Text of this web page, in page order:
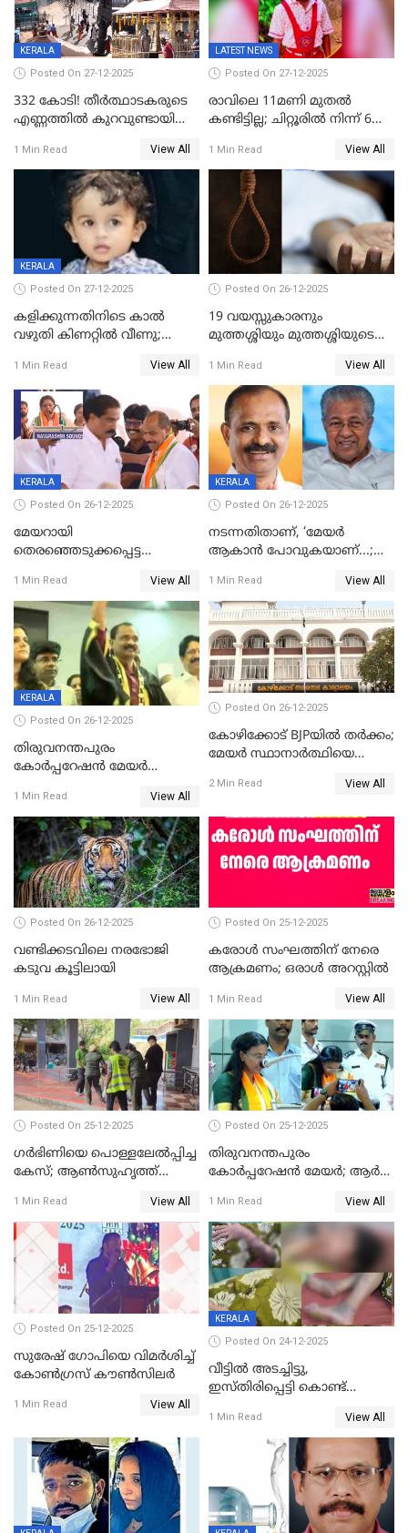
KERALA
Posted On 27-12-2025
332 കോടി! തീർത്ഥാടകരുടെ
എണ്ണത്തിൽ കുറവുണ്ടായിട്ടും
കുതിച്ചുയരുന്നു
1 Min Read View All
LATEST NEWS
Posted On 27-12-2025
രാവിലെ 11മണി മുതൽ
കണ്ടിട്ടില്ല; ചിറ്റൂരിൽ നിന്ന് 6
1 Min Read View All
KERALA
Posted On 27-12-2025
കളിക്കുന്നതിനിടെ കാൽ
വഴുതി കിണറ്റിൽ വീണു;
ദാരുണാന്ത്യം
1 Min Read View All
Posted On 26-12-2025
19 വയസ്സുകാരനും
മുത്തശ്ശിയും മുത്തശ്ശിയുടെ
മരിച്ചനിലയിൽ
1 Min Read View All
KERALA
Posted On 26-12-2025
മേയറായി
തെരഞ്ഞെടുക്കപ്പെട്ട
ആദ്യ വോട്ട് അസാധു; കണ്ണൂർ
ഡെപ്യൂട്ടി മേയർ സ്ഥാനത്ത്
താഹിറിന് വിജയം
1 Min Read View All
KERALA
Posted On 26-12-2025
നടന്നതിതാണ്, ‘മേയർ
ആകാൻ പോവുകയാണ്...;
മുഖ്യമന്ത്രിയുടെ ഓഫീസ്
തന്നെ വിശദീകരിയ്ക്കുന്നു;
സത്യമിതാണ്
1 Min Read View All
KERALA
Posted On 26-12-2025
തിരുവനന്തപുരം
കോര്‍പ്പറേഷന്‍ മേയര്‍
ഹൈക്കോടതിയിലേക്ക്;
സത്യപ്രതിജ്ഞ ചടങ്ങില്‍
ചട്ടലംഘനമെന്ന് പാർട്ടി
1 Min Read View All
Posted On 26-12-2025
കോഴിക്കോട് BJPയിൽ തർക്കം;
മേയർ സ്ഥാനാർത്ഥിയെ
2 Min Read View All
Posted On 26-12-2025
വണ്ടിക്കടവിലെ നരഭോജി
കടുവ കൂട്ടിലായി
1 Min Read View All
Posted On 25-12-2025
കരോള്‍ സംഘത്തിന് നേരെ
ആക്രമണം; ഒരാള്‍ അറസ്റ്റില്‍
1 Min Read View All
Posted On 25-12-2025
ഗര്‍ഭിണിയെ പൊള്ളലേല്‍പ്പിച്ച
കേസ്; ആണ്‍സുഹൃത്ത്
1 Min Read View All
Posted On 25-12-2025
തിരുവനന്തപുരം
കോര്‍പ്പറേഷന്‍ മേയർ; ആര്‍
1 Min Read View All
Posted On 25-12-2025
സുരേഷ് ഗോപിയെ വിമര്‍ശിച്ച്
കോണ്‍ഗ്രസ് കൗണ്‍സിലര്‍
1 Min Read View All
KERALA
Posted On 24-12-2025
വീട്ടിൽ അടച്ചിട്ടു,
ഇസ്തിരിപ്പെട്ടി കൊണ്ട്
ഗർഭിണിയായ യുവതിക്ക് ക്രൂര
1 Min Read View All